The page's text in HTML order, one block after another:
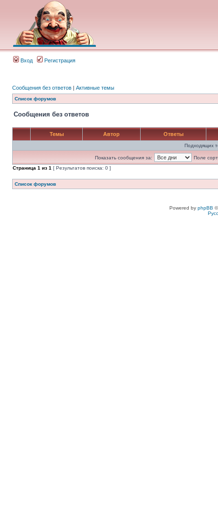
Вход Регистрация
Сообщения без ответов | Активные темы
Список форумов
Сообщения без ответов
Темы Автор Ответы
Подходящих
Показать сообщения за:
Поле
Страница 1 из 1 [ Результатов поиска: 0 ]
Список форумов
Powered by phpBB